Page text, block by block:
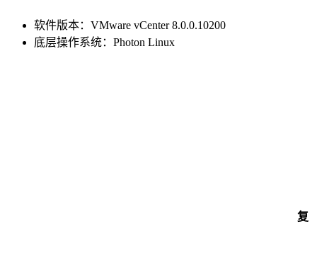
软件版本：VMware vCenter 8.0.0.10200
底层操作系统：Photon Linux
复